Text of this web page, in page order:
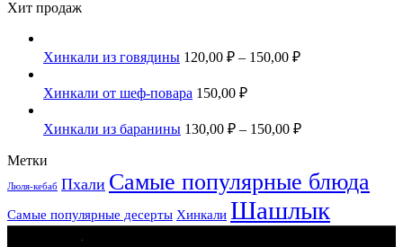
Хит продаж
Хинкали из говядины 120,00 ₽ – 150,00 ₽
Хинкали от шеф-повара 150,00 ₽
Хинкали из баранины 130,00 ₽ – 150,00 ₽
Метки
Люля-кебаб Пхали Самые популярные блюда
Самые популярные десерты Хинкали Шашлык